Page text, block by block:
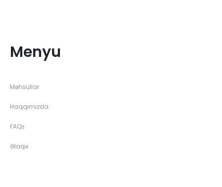
Menyu
Məhsullar
Haqqımızda
FAQs
Əlaqə